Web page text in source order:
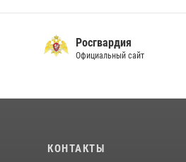
Росгвардия
Официальный сайт
КОНТАКТЫ